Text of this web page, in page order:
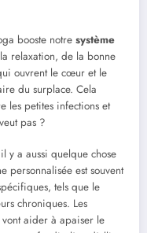
booste notre système
relaxation, de la bonne
ouvrent le cœur et le
du surplace. Cela
les petites infections et
pas ?
y a aussi quelque chose
personnalisée est souvent
tels que le
chroniques. Les
aider à apaiser le